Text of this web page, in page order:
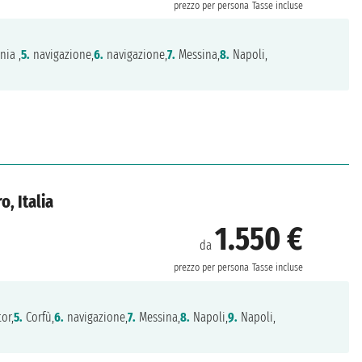
prezzo per persona Tasse incluse
,5. navigazione,6. navigazione,7. Messina,8. Napoli,
Italia
da 1.550 €
prezzo per persona Tasse incluse
5. Corfù,6. navigazione,7. Messina,8. Napoli,9. Napoli,